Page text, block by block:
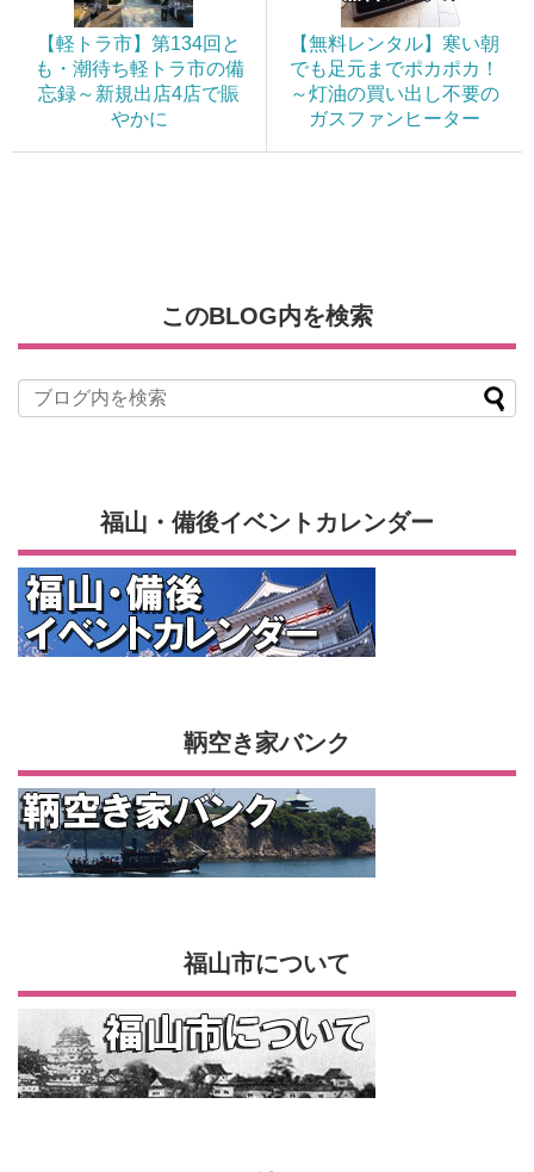
【軽トラ市】第134回と
も・潮待ち軽トラ市の備
忘録～新規出店4店で賑
やかに
【無料レンタル】寒い朝
でも足元までポカポカ！
～灯油の買い出し不要の
ガスファンヒーター
このBLOG内を検索
福山・備後イベントカレンダー
鞆空き家バンク
福山市について